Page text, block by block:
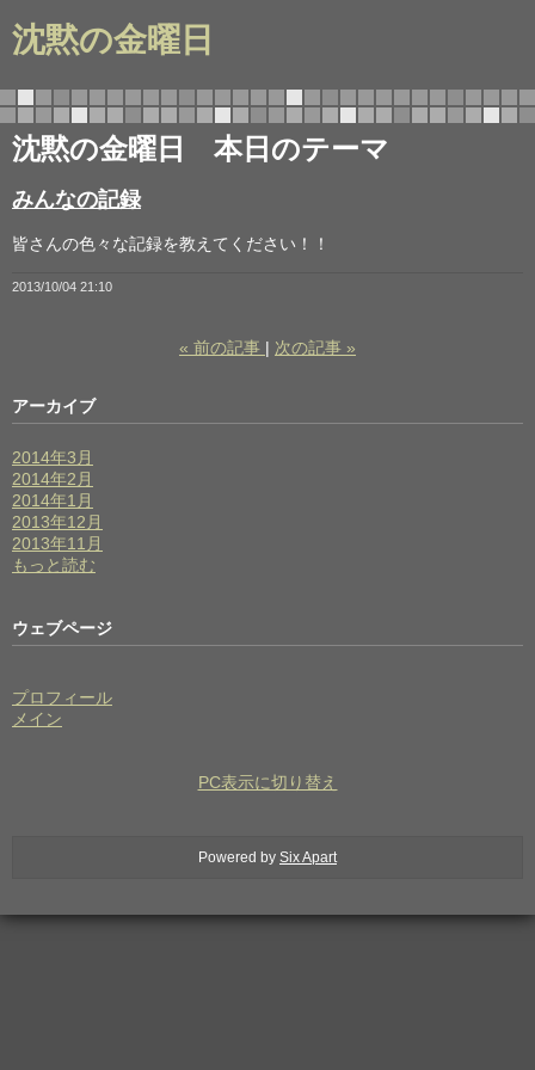
沈黙の金曜日
沈黙の金曜日 本日のテーマ
みんなの記録
皆さんの色々な記録を教えてください！！
2013/10/04 21:10
« 前の記事 次の記事 »
アーカイブ
2014年3月
2014年2月
2014年1月
2013年12月
2013年11月
もっと読む
ウェブページ
プロフィール
メイン
PC表示に切り替え
Powered by Six Apart